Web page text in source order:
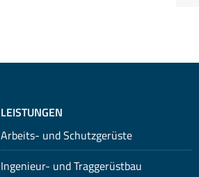
LEISTUNGEN
Arbeits- und Schutzgerüste
Ingenieur- und Traggerüstbau